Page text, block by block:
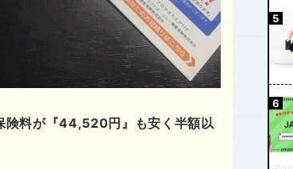
険料が『44,520円』も安く半額以